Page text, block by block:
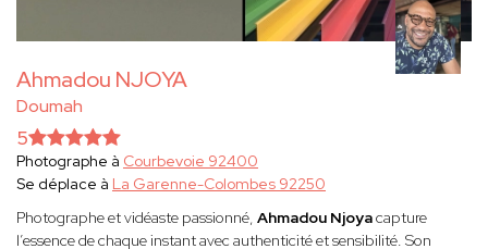
Ahmadou NJOYA
Doumah
5
Photographe à Courbevoie 92400
Se déplace à La Garenne-Colombes 92250
Photographe et vidéaste passionné, Ahmadou Njoyacapture
l’essence de chaque instant avec authenticité et sensibilité. Son